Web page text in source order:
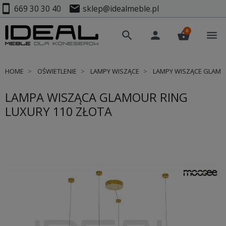
smartphone 669 30 30 40 mail sklep@idealmeble.pl
search person shopping_basket
0 menu
HOME OŚWIETLENIE LAMPY WISZĄCE LAMPY WISZĄCE
LAMPA WISZĄCA GLAMOUR RING
LUXURY 110 ZŁOTA